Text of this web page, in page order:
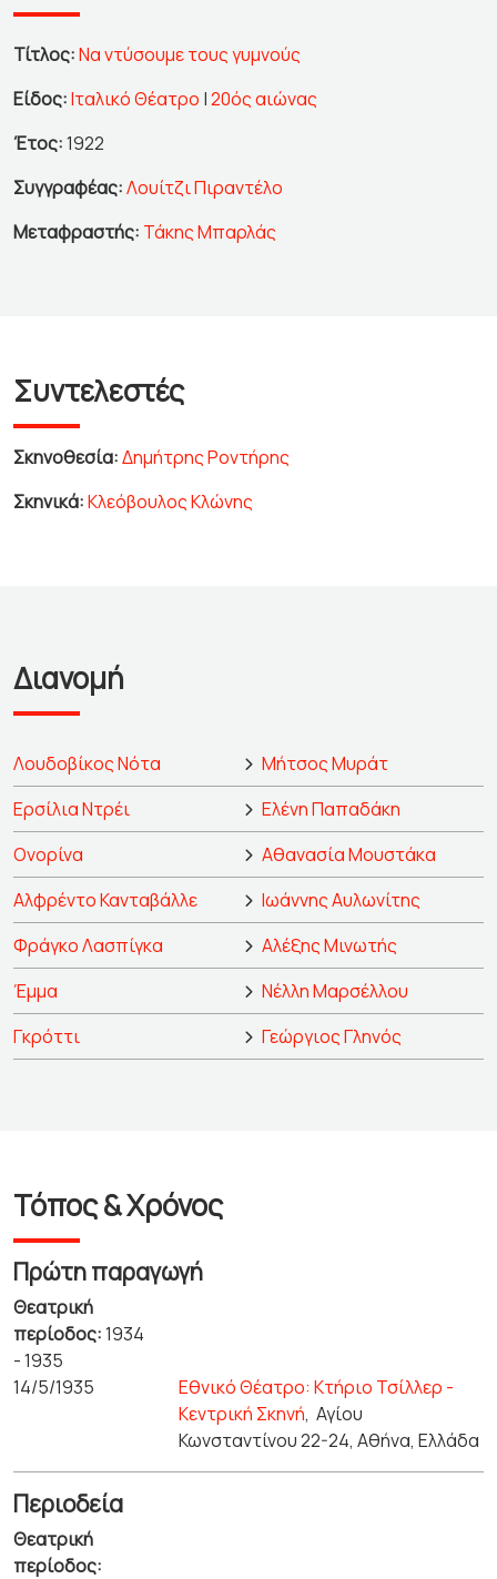
Τίτλος:Να ντύσουμε τους γυμνούς
Είδος:Ιταλικό Θέατρο |20ός αιώνας
Έτος:1922
Συγγραφέας:Λουίτζι Πιραντέλο
Μεταφραστής: Τάκης Μπαρλάς
Συντελεστές
Σκηνοθεσία:Δημήτρης Ροντήρης
Σκηνικά:Κλεόβουλος Κλώνης
Διανομή
Λουδοβίκος Νότα
Μήτσος Μυράτ
Ερσίλια Ντρέι
Ελένη Παπαδάκη
Ονορίνα
Αθανασία Μουστάκα
Αλφρέντο Κανταβάλλε
Ιωάννης Αυλωνίτης
Φράγκο Λασπίγκα
Αλέξης Μινωτής
Έμμα
Νέλλη Μαρσέλλου
Γκρόττι
Γεώργιος Γληνός
Τόπος & Χρόνος
Πρώτη παραγωγή
Θεατρική
περίοδος:1934
- 1935
14/5/1935
Εθνικό Θέατρο: Κτήριο Τσίλλερ -
Κεντρική Σκηνή,Αγίου
Κωνσταντίνου 22-24, Αθήνα, Ελλάδα
Περιοδεία
Θεατρική
περίοδος: